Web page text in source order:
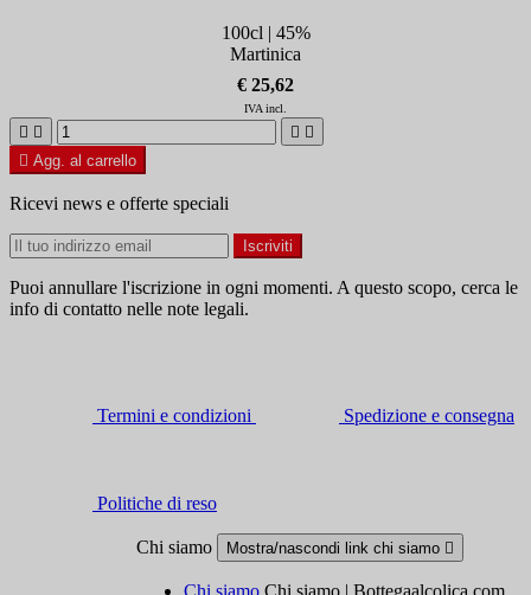
100cl | 45%
Martinica
€ 25,62
IVA incl.
   
 Agg. al carrello
Ricevi news e offerte speciali
Puoi annullare l'iscrizione in ogni momenti. A questo scopo, cerca le
info di contatto nelle note legali.
Termini e condizioni Spedizione e consegna
Politiche di reso
Chi siamo Mostra/nascondi link chi siamo 